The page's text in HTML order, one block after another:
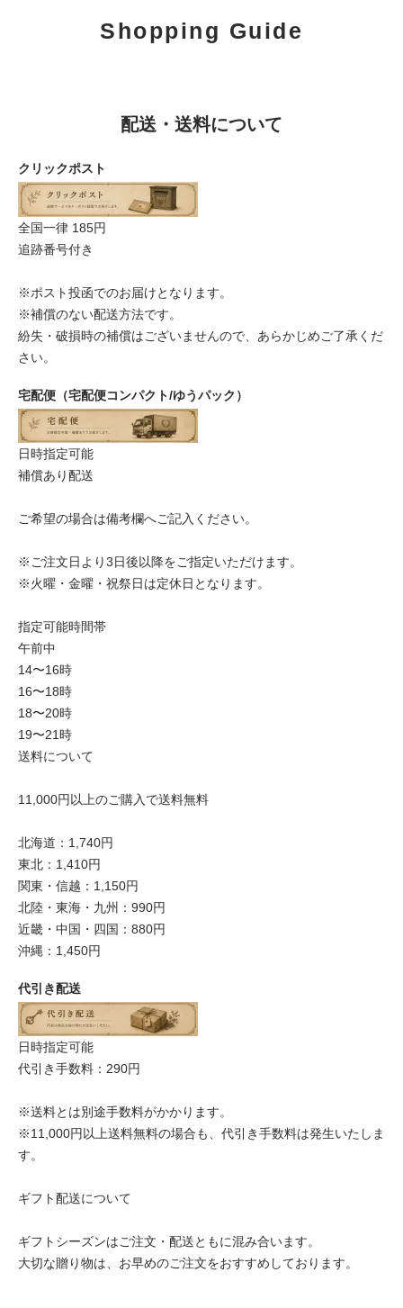
Shopping Guide
配送・送料について
クリックポスト
全国一律 185円
追跡番号付き
※ポスト投函でのお届けとなります。
※補償のない配送方法です。
紛失・破損時の補償はございませんので、あらかじめご了承くだ
さい。
宅配便（宅配便コンパクト/ゆうパック）
日時指定可能
補償あり配送
ご希望の場合は備考欄へご記入ください。
※ご注文日より3日後以降をご指定いただけます。
※火曜・金曜・祝祭日は定休日となります。
指定可能時間帯
午前中
14〜16時
16〜18時
18〜20時
19〜21時
送料について
11,000円以上のご購入で送料無料
北海道：1,740円
東北：1,410円
関東・信越：1,150円
北陸・東海・九州：990円
近畿・中国・四国：880円
沖縄：1,450円
代引き配送
日時指定可能
代引き手数料：290円
※送料とは別途手数料がかかります。
※11,000円以上送料無料の場合も、代引き手数料は発生いたしま
す。
ギフト配送について
ギフトシーズンはご注文・配送ともに混み合います。
大切な贈り物は、お早めのご注文をおすすめしております。